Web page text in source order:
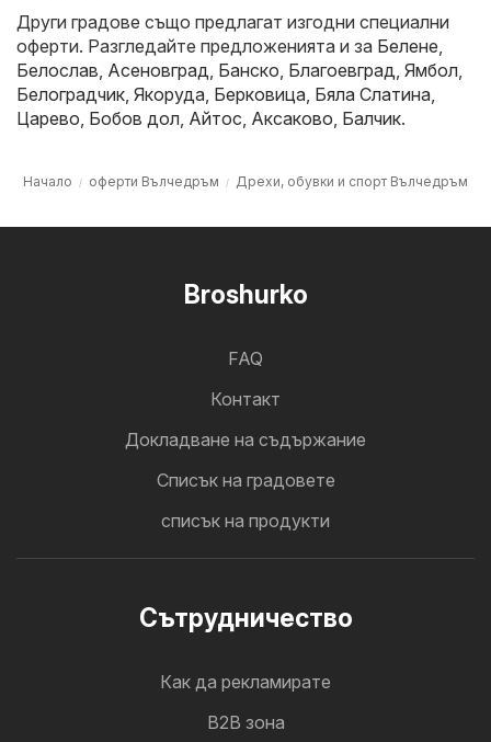
Други градове също предлагат изгодни специални
оферти. Разгледайте предложенията и за Белене,
Белослав, Асеновград, Банско, Благоевград, Ямбол,
Белоградчик, Якоруда, Берковица, Бяла Слатина,
Царево, Бобов дол, Айтос, Аксаково, Балчик.
Начало оферти Вълчедръм Дрехи, обувки и спорт Вълчедръм
Broshurko
FAQ
Контакт
Докладване на съдържание
Cписък на градовете
списък на продукти
Cътрудничество
Как да рекламирате
B2B зона